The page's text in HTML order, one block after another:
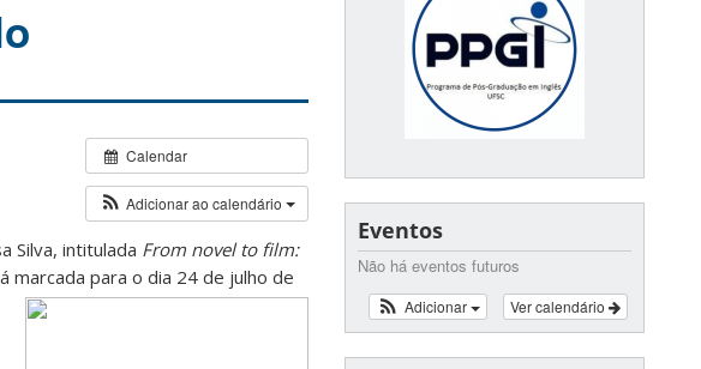
Calendar
Adicionar ao calendário
Silva, intitulada From novel to film:
marcada para o dia 24 de julho de
Eventos
Não há eventos futuros
Ver calendário
Adicionar